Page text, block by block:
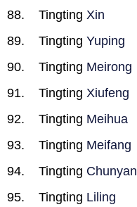
Tingting Xin
Tingting Yuping
Tingting Meirong
Tingting Xiufeng
Tingting Meihua
Tingting Meifang
Tingting Chunyan
Tingting Liling